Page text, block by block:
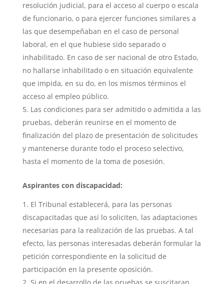
resolución judicial, para el acceso al cuerpo o escala
de funcionario, o para ejercer funciones similares a
las que desempeñaban en el caso de personal
laboral, en el que hubiese sido separado o
inhabilitado. En caso de ser nacional de otro Estado,
no hallarse inhabilitado o en situación equivalente
que impida, en su do, en los mismos términos el
acceso al empleo público.
Las condiciones para ser admitido o admitida a las
pruebas, deberán reunirse en el momento de
finalización del plazo de presentación de solicitudes
y mantenerse durante todo el proceso selectivo,
hasta el momento de la toma de posesión.
Aspirantes con discapacidad:
El Tribunal establecerá, para las personas
discapacitadas que así lo soliciten, las adaptaciones
necesarias para la realización de las pruebas. A tal
efecto, las personas interesadas deberán formular la
petición correspondiente en la solicitud de
participación en la presente oposición.